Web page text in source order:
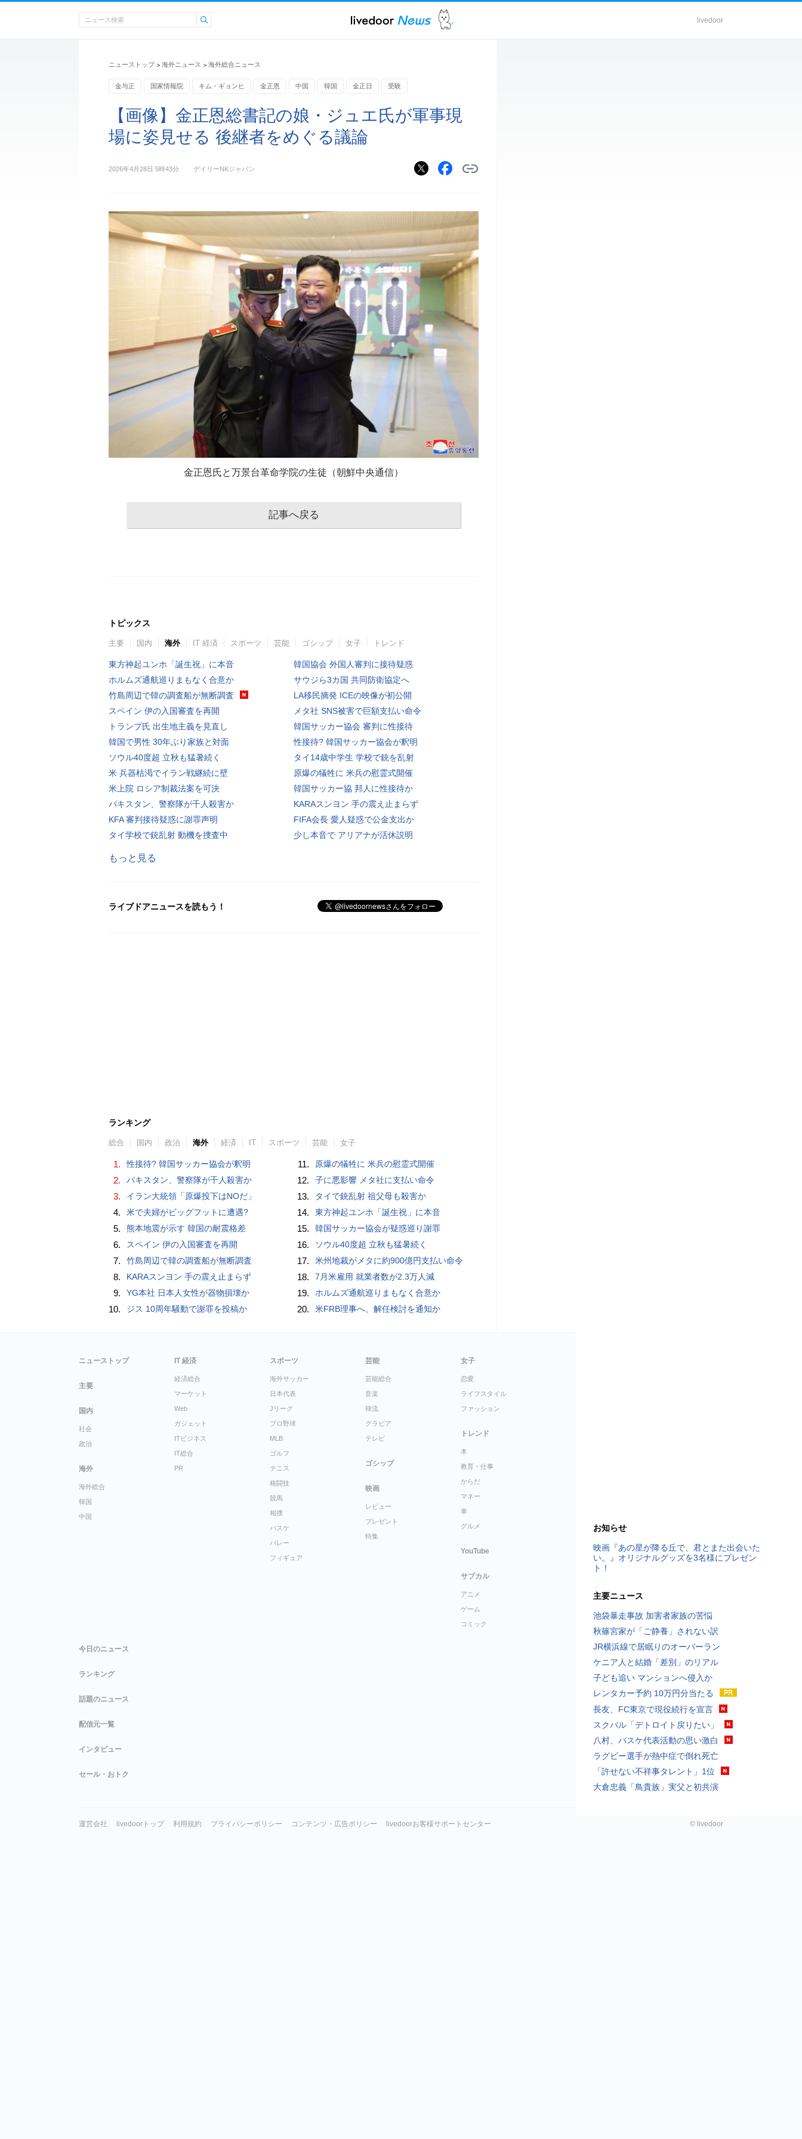
livedoor
ニューストップ > 海外ニュース > 海外総合ニュース
金与正 国家情報院 キム・ギョンヒ 金正恩 中国 韓国 金正日 受験
【画像】金正恩総書記の娘・ジュエ氏が軍事現
場に姿見せる 後継者をめぐる議論
2026年4月28日 5時43分 デイリーNKジャパン
金正恩氏と万景台革命学院の生徒（朝鮮中央通信）
記事へ戻る
トピックス
主要 国内 海外 IT 経済 スポーツ 芸能 ゴシップ 女子 トレンド
東方神起ユンホ「誕生祝」に本音
ホルムズ通航巡りまもなく合意か
竹島周辺で韓の調査船が無断調査
スペイン 伊の入国審査を再開
トランプ氏 出生地主義を見直し
韓国で男性 30年ぶり家族と対面
ソウル40度超 立秋も猛暑続く
米 兵器枯渇でイラン戦継続に壁
米上院 ロシア制裁法案を可決
パキスタン、警察隊が千人殺害か
KFA 審判接待疑惑に謝罪声明
タイ学校で銃乱射 動機を捜査中
韓国協会 外国人審判に接待疑惑
サウジら3カ国 共同防衛協定へ
LA移民摘発 ICEの映像が初公開
メタ社 SNS被害で巨額支払い命令
韓国サッカー協会 審判に性接待
性接待? 韓国サッカー協会が釈明
タイ14歳中学生 学校で銃を乱射
原爆の犠牲に 米兵の慰霊式開催
韓国サッカー協 邦人に性接待か
KARAスンヨン 手の震え止まらず
FIFA会長 愛人疑惑で公金支出か
少し本音で アリアナが活休説明
もっと見る
ライブドアニュースを読もう！
ランキング
総合 国内 政治 海外 経済 IT スポーツ 芸能 女子
1. 性接待? 韓国サッカー協会が釈明
2. パキスタン、警察隊が千人殺害か
3. イラン大統領「原爆投下はNOだ」
4. 米で夫婦がビッグフットに遭遇?
5. 熊本地震が示す 韓国の耐震格差
6. スペイン 伊の入国審査を再開
7. 竹島周辺で韓の調査船が無断調査
8. KARAスンヨン 手の震え止まらず
9. YG本社 日本人女性が器物損壊か
10. ジス 10周年騒動で謝罪を投稿か
11. 原爆の犠牲に 米兵の慰霊式開催
12. 子に悪影響 メタ社に支払い命令
13. タイで銃乱射 祖父母も殺害か
14. 東方神起ユンホ「誕生祝」に本音
15. 韓国サッカー協会が疑惑巡り謝罪
16. ソウル40度超 立秋も猛暑続く
17. 米州地裁がメタに約900億円支払い命令
18. 7月米雇用 就業者数が2.3万人減
19. ホルムズ通航巡りまもなく合意か
20. 米FRB理事へ、解任検討を通知か
お知らせ
映画『あの星が降る丘で、君とまた出会いた
い。』オリジナルグッズを3名様にプレゼン
ト！
主要ニュース
池袋暴走事故 加害者家族の苦悩
秋篠宮家が「ご静養」されない訳
JR横浜線で居眠りのオーバーラン
ケニア人と結婚「差別」のリアル
子ども追い マンションへ侵入か
レンタカー予約 10万円分当たる
長友、FC東京で現役続行を宣言
スクバル「デトロイト戻りたい」
八村、バスケ代表活動の思い激白
ラグビー選手が熱中症で倒れ死亡
「許せない不祥事タレント」1位
大倉忠義「鳥貴族」実父と初共演
ニューストップ
主要
国内
社会
政治
海外
海外総合
韓国
中国
IT 経済
経済総合
マーケット
Web
ガジェット
ITビジネス
IT総合
PR
スポーツ
海外サッカー
日本代表
Jリーグ
プロ野球
MLB
ゴルフ
テニス
格闘技
競馬
相撲
バスケ
バレー
フィギュア
芸能
芸能総合
音楽
韓流
グラビア
テレビ
ゴシップ
映画
レビュー
プレゼント
特集
女子
恋愛
ライフスタイル
ファッション
トレンド
本
教育・仕事
からだ
マネー
車
グルメ
YouTube
サブカル
アニメ
ゲーム
コミック
今日のニュース
ランキング
話題のニュース
配信元一覧
インタビュー
セール・おトク
運営会社 livedoorトップ 利用規約 プライバシーポリシー コンテンツ・広告ポリシー livedoorお客様サポートセンター © livedoor